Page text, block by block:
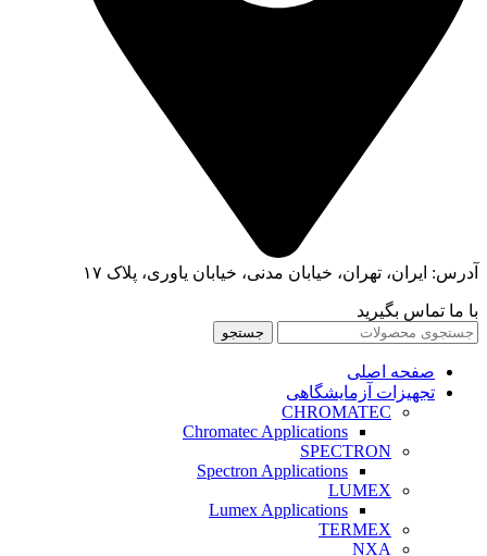
آدرس: ایران، تهران، خیابان مدنی، خیابان یاوری، پلاک ۱۷
با ما تماس بگیرید
جستجو
صفحه اصلی
تجهیزات آزمایشگاهی
CHROMATEC
Chromatec Applications
SPECTRON
Spectron Applications
LUMEX
Lumex Applications
TERMEX
NXA